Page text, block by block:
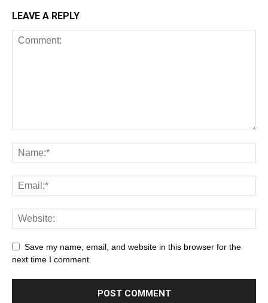
LEAVE A REPLY
Save my name, email, and website in this browser for the
next time I comment.